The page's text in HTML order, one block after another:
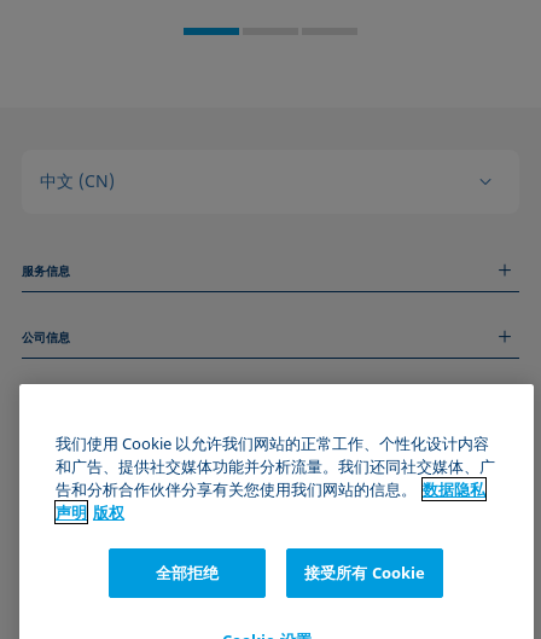
中文 (CN)
服务信息
技术服务
和我们取得联系
公司信息
关于我们
数据隐私声明
Cookie政策
订阅我们的新闻简报
加入KRÜSS社区
我们使用 Cookie 以允许我们网站的正常工作、个性化设计内容
和广告、提供社交媒体功能并分析流量。我们还同社交媒体、广
告和分析合作伙伴分享有关您使用我们网站的信息。
数据隐私
声明 版权
全部拒绝 接受所有 Cookie